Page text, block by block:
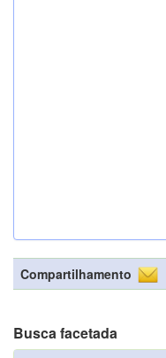
Compartilhamento
Busca facetada